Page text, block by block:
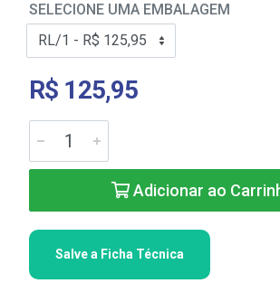
SELECIONE UMA EMBALAGEM
R$ 125,95
Adicionar ao
Salve a Ficha Técnica